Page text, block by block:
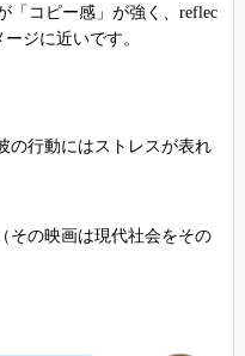
「コピー感」が強く、reflec
ジに近いです。
の行動にはストレスが表れ
その映画は現代社会をその